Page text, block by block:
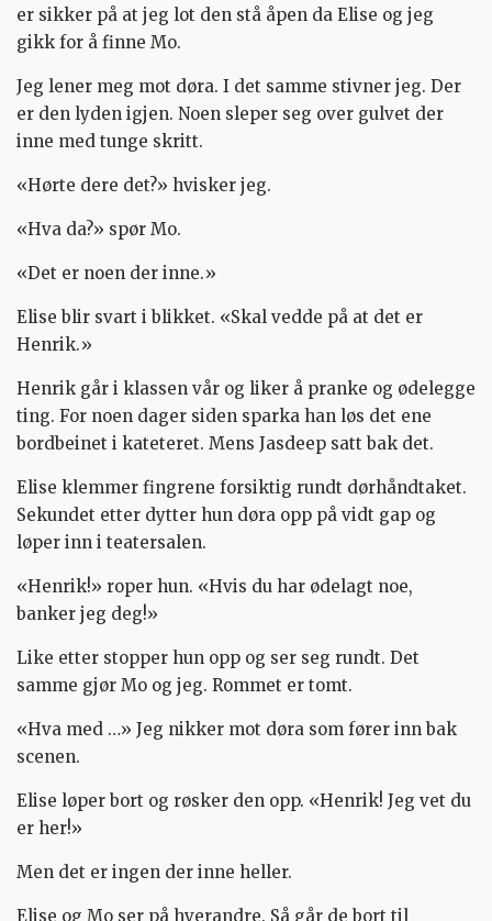
er sikker på at jeg lot den stå åpen da Elise og jeg
gikk for å finne Mo.
Jeg lener meg mot døra. I det samme stivner jeg. Der
er den lyden igjen. Noen sleper seg over gulvet der
inne med tunge skritt.
«Hørte dere det?» hvisker jeg.
«Hva da?» spør Mo.
«Det er noen der inne.»
Elise blir svart i blikket. «Skal vedde på at det er
Henrik.»
Henrik går i klassen vår og liker å pranke og ødelegge
ting. For noen dager siden sparka han løs det ene
bordbeinet i kateteret. Mens Jasdeep satt bak det.
Elise klemmer fingrene forsiktig rundt dørhåndtaket.
Sekundet etter dytter hun døra opp på vidt gap og
løper inn i teatersalen.
«Henrik!» roper hun. «Hvis du har ødelagt noe,
banker jeg deg!»
Like etter stopper hun opp og ser seg rundt. Det
samme gjør Mo og jeg. Rommet er tomt.
«Hva med …» Jeg nikker mot døra som fører inn bak
scenen.
Elise løper bort og røsker den opp. «Henrik! Jeg vet du
er her!»
Men det er ingen der inne heller.
Elise og Mo ser på hverandre. Så går de bort til